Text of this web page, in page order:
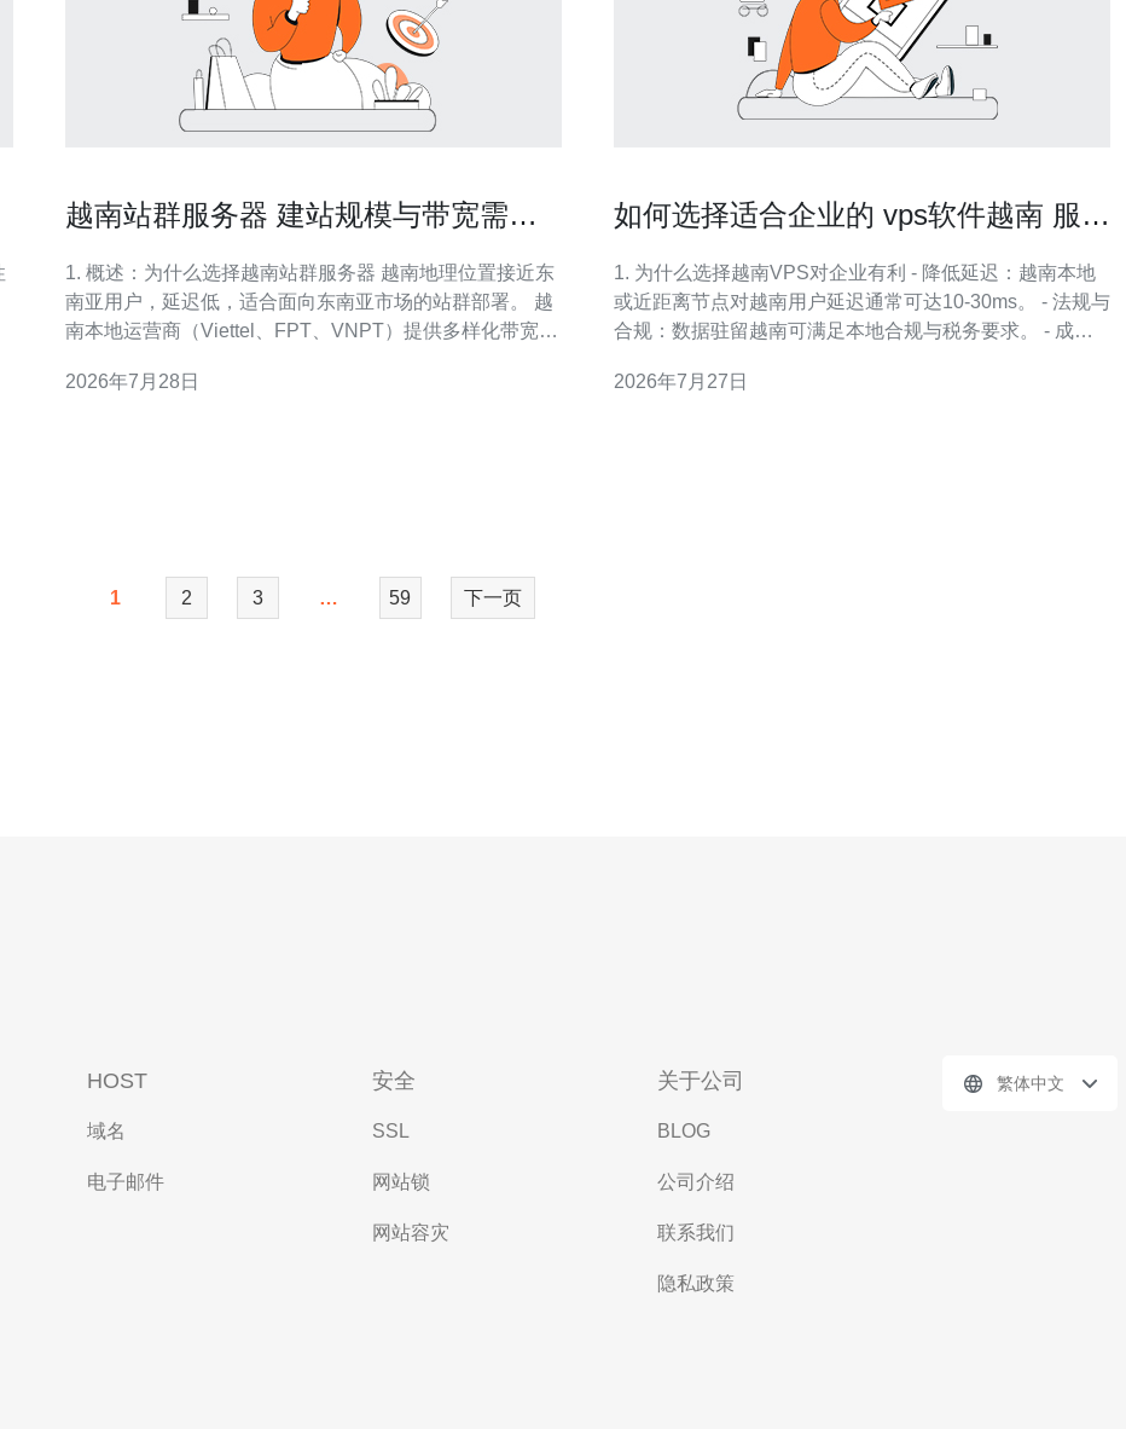
越南站群服务器 建站规模与带宽需求
1. 概述：为什么选择越南站群服务器 越南地理位置接近东
南亚用户，延迟低，适合面向东南亚市场的站群部署。 越
南本地运营商（Viettel、FPT、VNPT）提供多样化带宽和
势，适合大量小站点分布式托管。 但需注意当地法律合规
2026年7月28日
如何选择适合企业的 vps软件越南 服务
1. 为什么选择越南VPS对企业有利 - 降低延迟：越南本地
或近距离节点对越南用户延迟通常可达10-30ms。 - 法规与
合规：数据驻留越南可满足本地合规与税务要求。 - 成本
济。 - 本地化支持：越南IDC（如FPT、Viettel、VNG）提
2026年7月27日
1 2 3 … 59 下一页
HOST
域名
电子邮件
安全
SSL
网站锁
网站容灾
关于公司
BLOG
公司介绍
联系我们
隐私政策
繁体中文